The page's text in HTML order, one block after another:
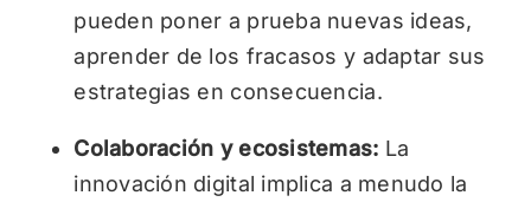
pueden poner a prueba nuevas ideas,
aprender de los fracasos y adaptar sus
estrategias en consecuencia.
Colaboración y ecosistemas: La
innovación digital implica a menudo la